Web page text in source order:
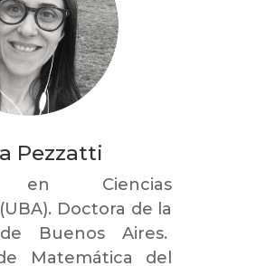
Pezzatti
en Ciencias
Doctora de la
Buenos Aires.
Matemática del